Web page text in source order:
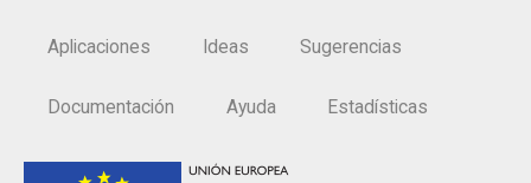
Aplicaciones Ideas Sugerencias
Documentación Ayuda Estadísticas